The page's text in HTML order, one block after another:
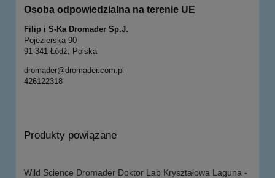
Osoba odpowiedzialna na terenie UE
Filip i S-Ka Dromader Sp.J.
Pojezierska 90
91-341 Łódź, Polska
dromader@dromader.com.pl
426122318
Produkty powiązane
Wild Science Dromader Doktor Lab Kryształowa Laguna -